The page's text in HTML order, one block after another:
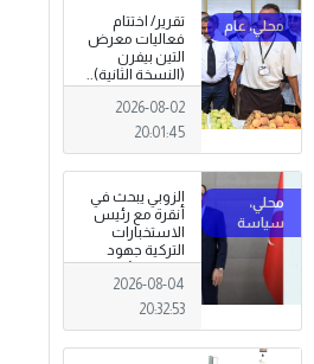
تقرير/ اختتام
فعاليات معرض
التين بيفرن
(النسخة الثانية)..
تظاهرة وطنية
وصمود
للمزارعين في
2026-08-02
20:01:45
الزوبي يبحث في
أنقرة مع رئيس
الاستخبارات
التركية جهود
توحيد المؤسسة
العسكرية على
أسس مهنية
2026-08-04
20:32:53